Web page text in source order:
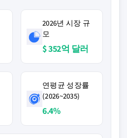
2026년 시장 규
모
$ 352억 달러
연평균 성장률
(2026~2035)
6.4%